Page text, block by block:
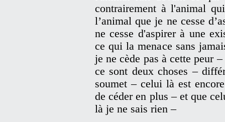
contrairement à l'animal
l’animal que je ne cesse
ne cesse d'aspirer à une
ce qui la menace sans
je ne cède pas à cette peur
ce sont deux choses –
soumet – celui là est
de céder en plus – et que
là je ne sais rien –